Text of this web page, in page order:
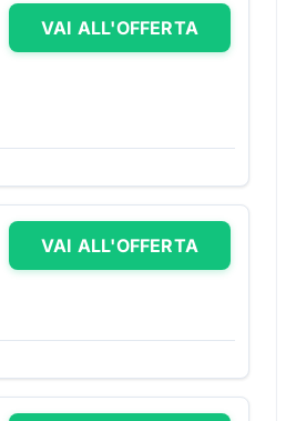
VAI ALL'OFFERTA
VAI ALL'OFFERTA